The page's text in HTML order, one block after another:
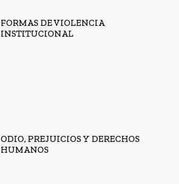
FORMAS DE VIOLENCIA
INSTITUCIONAL
ODIO, PREJUICIOS Y DERECHOS
HUMANOS